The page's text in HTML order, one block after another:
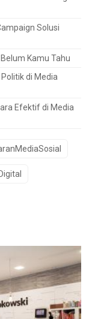
Solusi
Kamu Tahu
di Media
Efektif di Media